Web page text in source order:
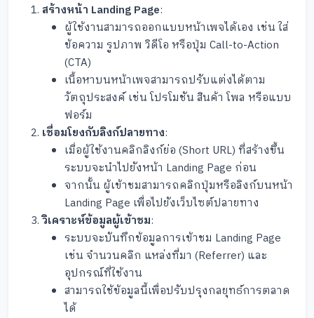
สร้างหน้า Landing Page:
ผู้ใช้งานสามารถออกแบบหน้าเพจได้เอง เช่น ใส่
ข้อความ รูปภาพ วิดีโอ หรือปุ่ม Call-to-Action
(CTA)
เนื้อหาบนหน้าเพจสามารถปรับแต่งได้ตาม
วัตถุประสงค์ เช่น โปรโมชัน สินค้า โพล หรือแบบ
ฟอร์ม
เชื่อมโยงกับลิงก์ปลายทาง:
เมื่อผู้ใช้งานคลิกลิงก์ย่อ (Short URL) ที่สร้างขึ้น
ระบบจะนำไปยังหน้า Landing Page ก่อน
จากนั้น ผู้เข้าชมสามารถคลิกปุ่มหรือลิงก์บนหน้า
Landing Page เพื่อไปยังเว็บไซต์ปลายทาง
วิเคราะห์ข้อมูลผู้เข้าชม:
ระบบจะบันทึกข้อมูลการเข้าชม Landing Page
เช่น จำนวนคลิก แหล่งที่มา (Referrer) และ
อุปกรณ์ที่ใช้งาน
สามารถใช้ข้อมูลนี้เพื่อปรับปรุงกลยุทธ์การตลาด
ได้